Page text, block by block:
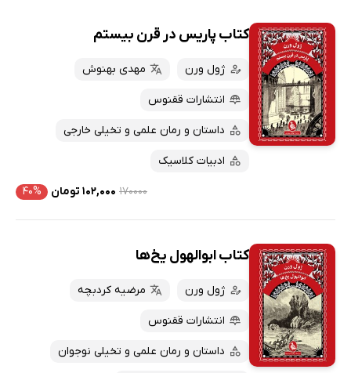
کتاب پاریس در قرن بیستم
ژول ورن مهدی بهنوش
انتشارات ققنوس
داستان و رمان علمی و تخیلی خارجی
ادبیات کلاسیک
۱۷۰۰۰۰ ۱۰۲,۰۰۰ تومان ۴۰%
کتاب ابوالهول یخ‌ها
ژول ورن مرضیه کردبچه
انتشارات ققنوس
داستان و رمان علمی و تخیلی نوجوان